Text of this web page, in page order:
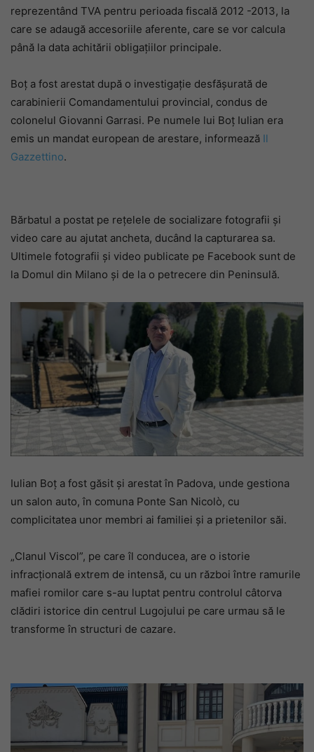
reprezentând TVA pentru perioada fiscală 2012 -2013, la
care se adaugă accesoriile aferente, care se vor calcula
până la data achitării obligaţiilor principale.
Boț a fost arestat după o investigație desfășurată de
carabinierii Comandamentului provincial, condus de
colonelul Giovanni Garrasi. Pe numele lui Boț Iulian era
emis un mandat european de arestare, informează Il
Gazzettino.
Bărbatul a postat pe rețelele de socializare fotografii și
video care au ajutat ancheta, ducând la capturarea sa.
Ultimele fotografii și video publicate pe Facebook sunt de
la Domul din Milano și de la o petrecere din Peninsulă.
Iulian Boț a fost găsit și arestat în Padova, unde gestiona
un salon auto, în comuna Ponte San Nicolò, cu
complicitatea unor membri ai familiei și a prietenilor săi.
„Clanul Viscol”, pe care îl conducea, are o istorie
infracțională extrem de intensă, cu un război între ramurile
mafiei romilor care s-au luptat pentru controlul câtorva
clădiri istorice din centrul Lugojului pe care urmau să le
transforme în structuri de cazare.